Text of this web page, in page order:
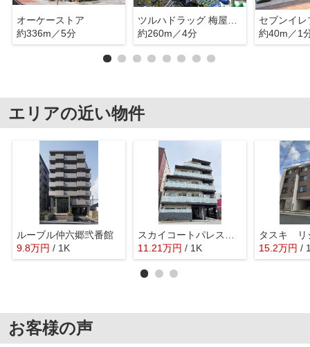
オーケーストア
約336m／5分
約260m／4分
約40m／1
エリアの近い物件
ルーブル仲六郷弐番館
9.8万円 / 1K
11.21万円 / 1K 15.2万円 /
お客様の声